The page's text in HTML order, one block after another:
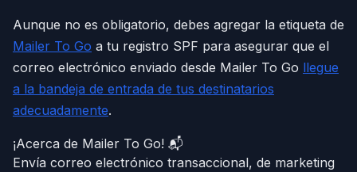
Aunque no es obligatorio, debes agregar la etiqueta de
Mailer To Go a tu registro SPF para asegurar que el
correo electrónico enviado desde Mailer To Go llegue
a la bandeja de entrada de tus destinatarios
adecuadamente.
¡Acerca de Mailer To Go! 📬
Envía correo electrónico transaccional, de marketing